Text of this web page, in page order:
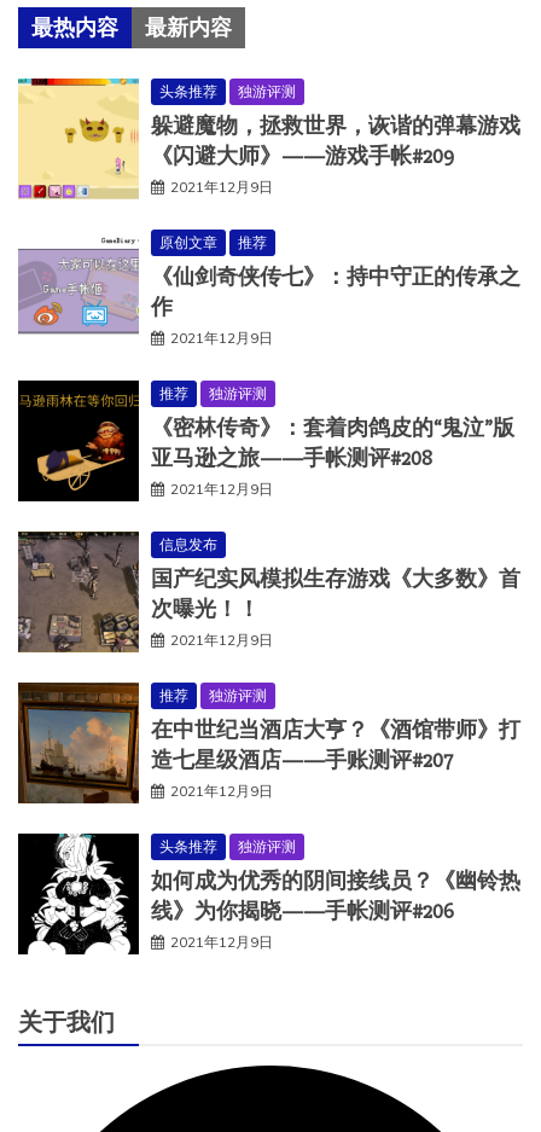
最热内容 最新内容
头条推荐 独游评测
躲避魔物，拯救世界，诙谐的弹幕游戏
《闪避大师》——游戏手帐#209
2021年12月9日
原创文章 推荐
《仙剑奇侠传七》：持中守正的传承之
作
2021年12月9日
推荐 独游评测
《密林传奇》：套着肉鸽皮的“鬼泣”版
亚马逊之旅——手帐测评#208
2021年12月9日
信息发布
国产纪实风模拟生存游戏《大多数》首
次曝光！！
2021年12月9日
推荐 独游评测
在中世纪当酒店大亨？《酒馆带师》打
造七星级酒店——手账测评#207
2021年12月9日
头条推荐 独游评测
如何成为优秀的阴间接线员？《幽铃热
线》为你揭晓——手帐测评#206
2021年12月9日
关于我们